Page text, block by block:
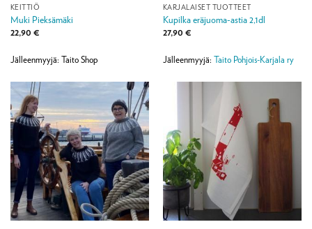
KEITTIÖ
Muki Pieksämäki
22,90 €
Jälleenmyyjä: Taito Shop
KARJALAISET TUOTTEET
Kupilka eräjuoma-astia 2,1dl
27,90 €
Jälleenmyyjä: Taito Pohjois-Karjala ry